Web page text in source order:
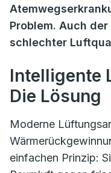
Problem. Auch
schlechter
Intelligente
Die Lösung
Moderne
einfachen Prinzip: